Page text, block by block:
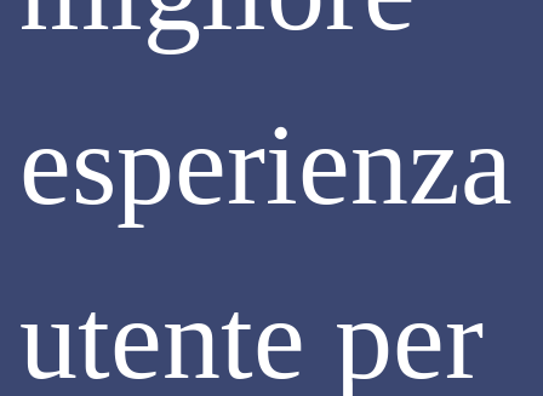
Lombardia, creato per gestire il flusso delle informazioni
tecniche e amministrative relative ai procedimenti di
- supportare la gestione corretta dei procedimenti di
bonifica;
- standardizzare e semplificare i procedimenti a livello
Continua
esperienza
utente per